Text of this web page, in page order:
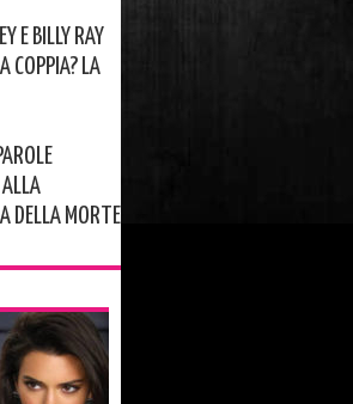
E BILLY RAY
COPPIA? LA
ALLA
DELLA MORTE